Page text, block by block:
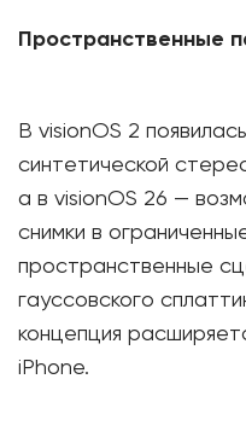
Пространственные
В visionOS 2
синтетической
а в visionOS 26 —
снимки в
пространственные
гауссовского
концепция
iPhone.